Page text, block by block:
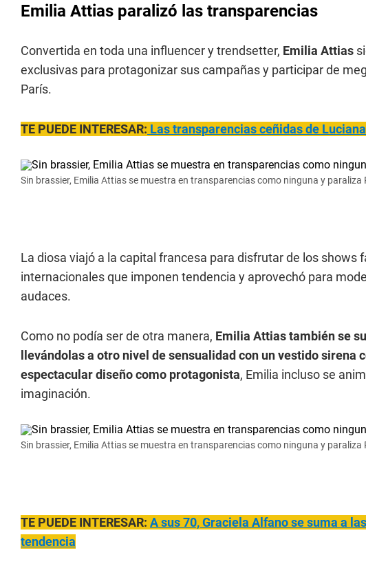
Emilia Attias paralizó las transparencias
Convertida en toda una influencer y trendsetter, Emilia Attias
exclusivas para protagonizar sus campañas y participar de
París.
TE PUEDE INTERESAR: Las transparencias ceñidas de
Sin brassier, Emilia Attias se muestra en transparencias como ninguna y paraliza
La diosa viajó a la capital francesa para disfrutar de los shows
internacionales que imponen tendencia y aprovechó para
audaces.
Como no podía ser de otra manera, Emilia Attias también se
llevándolas a otro nivel de sensualidad con un vestido
espectacular diseño como protagonista, Emilia incluso se
imaginación.
Sin brassier, Emilia Attias se muestra en transparencias como ninguna y paraliza
TE PUEDE INTERESAR: A sus 70, Graciela Alfano se suma a
tendencia